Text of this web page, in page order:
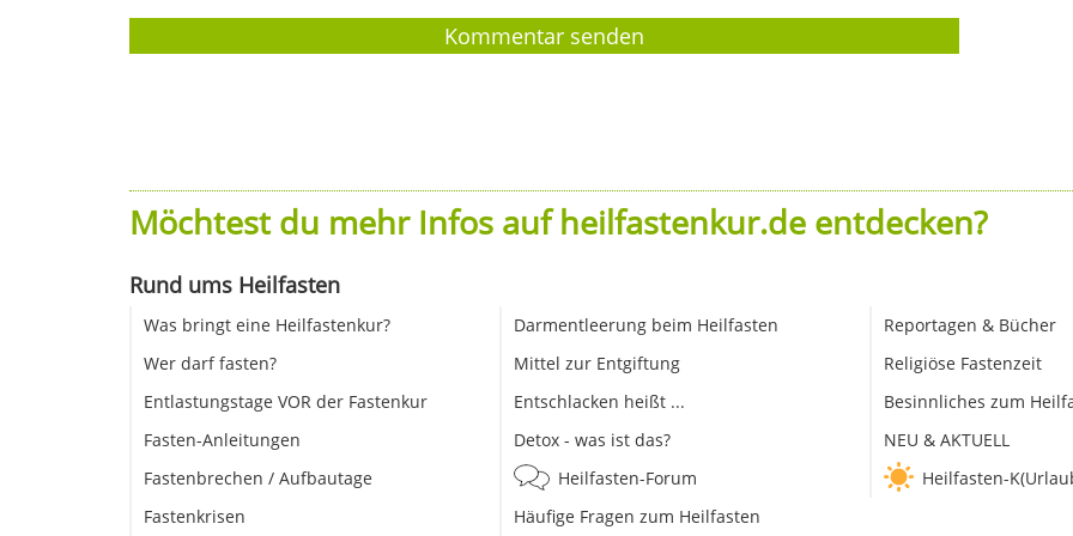
Möchtest du mehr Infos auf heilfastenkur.de entdecken?
Rund ums Heilfasten
Was bringt eine Heilfastenkur?
Wer darf fasten?
Entlastungstage VOR der Fastenkur
Fasten-Anleitungen
Fastenbrechen / Aufbautage
Fastenkrisen
Darmentleerung beim Heilfasten
Mittel zur Entgiftung
Entschlacken heißt ...
Detox - was ist das?
Heilfasten-Forum
Häufige Fragen zum Heilfasten
Reportagen & Bücher
Religiöse Fastenzeit
Besinnliches zum
NEU & AKTUELL
Heilfasten-